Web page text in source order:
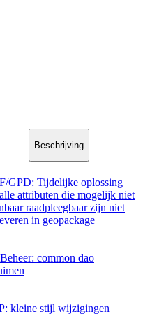
Beschrijving
GPD: Tijdelijke oplossing
attributen die mogelijk niet
raadpleegbaar zijn niet
in geopackage
common dao
kleine stijl wijzigingen